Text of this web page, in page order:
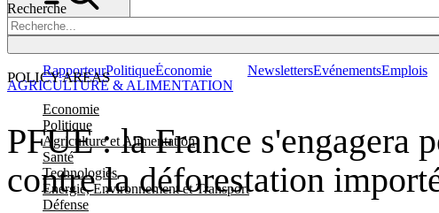
Recherche
POLICY AREAS
Economie
Politique
Agriculture et Alimentation
Santé
Technologies
Energie, Environnement et Transport
Défense
RapporteurPolitiqueÉconomie NewslettersEvénementsEmplois
PFUE : la France s'engagera
contre la déforestation
AGRICULTURE & ALIMENTATION